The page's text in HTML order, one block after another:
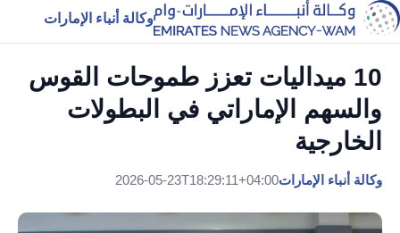
وكالة أنباء الإمارات
10 ميداليات تعزز طموحات القوس
والسهم الإماراتي في البطولات
الخارجية
وكالة أنباء الإمارات2026-05-23T18:29:11+04:00